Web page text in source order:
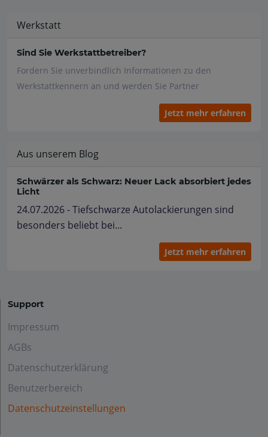
Werkstatt
Sind Sie Werkstattbetreiber?
Fordern Sie unverbindlich Informationen zu den
Werkstattkennern an und werden Sie Partner
Jetzt mehr erfahren
Aus unserem Blog
Schwärzer als Schwarz: Neuer Lack absorbiert jedes
Licht
24.07.2026 - Tiefschwarze Autolackierungen sind
besonders beliebt bei...
Jetzt mehr erfahren
Support
Impressum
AGBs
Datenschutzerklärung
Benutzerbereich
Datenschutzeinstellungen